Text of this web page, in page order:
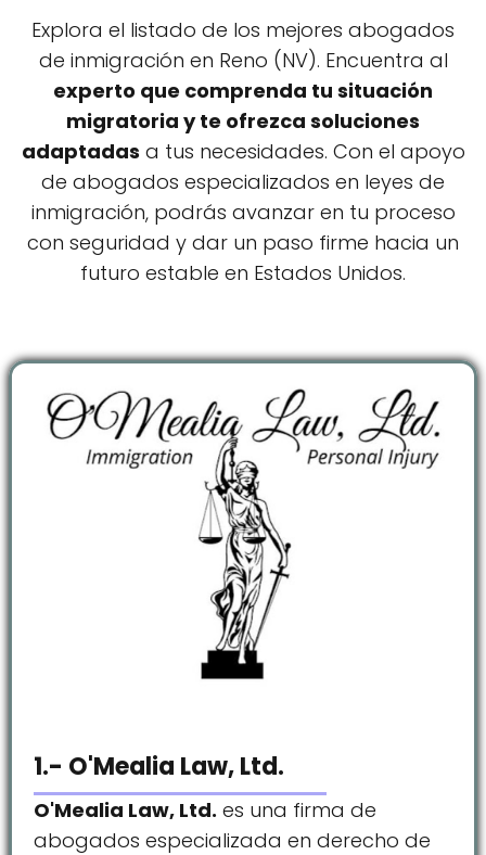
Explora el listado de los mejores abogados
de inmigración en Reno (NV). Encuentra al
experto que comprenda tu situación
migratoria y te ofrezca soluciones
adaptadas a tus necesidades. Con el apoyo
de abogados especializados en leyes de
inmigración, podrás avanzar en tu proceso
con seguridad y dar un paso firme hacia un
futuro estable en Estados Unidos.
1.- O'Mealia Law, Ltd.
O'Mealia Law, Ltd. es una firma de
abogados especializada en derecho de